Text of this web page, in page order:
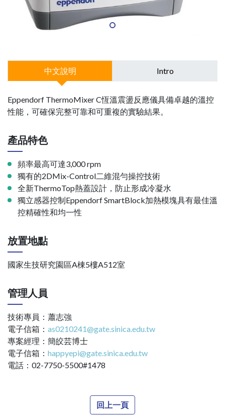
中文說明 Intro
Eppendorf ThermoMixer C恆溫震盪反應儀具備卓越的溫控
性能，可確保完整可靠和可重複的實驗結果。
產品特色
頻率最高可達3,000 rpm
獨有的2DMix-Control二維混勻操控技術
全新ThermoTop熱蓋設計，防止形成冷凝水
獨立感器控制Eppendorf SmartBlock加熱模塊具有最佳溫
控精確性和均一性
放置地點
國家生技研究園區A棟5樓A512室
管理人員
技術專員：蕭志強
電子信箱： as0210241@gate.sinica.edu.tw
專案經理：簡皎芸博士
電子信箱： happyepi@gate.sinica.edu.tw
電話：02-7750-5500#1478
回上一頁